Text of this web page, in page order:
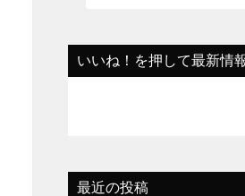
いいね！を押して最新情
最近の投稿